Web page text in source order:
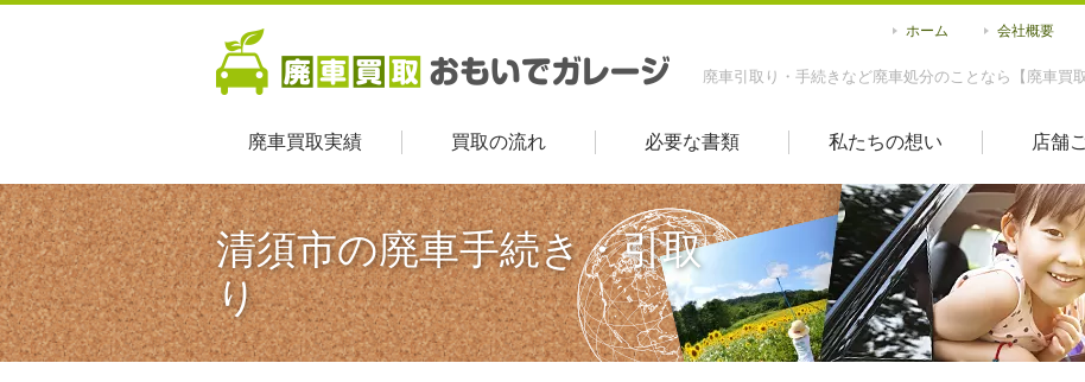
廃車引取り・手続きなど廃車処分のことなら【廃車買
ホーム 会社概要
廃車買取実績 買取の流れ 必要な書類 私たちの想い 店舗
清須市の廃車手続き・引取
り